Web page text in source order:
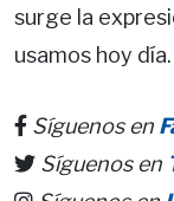
surge la
usamos hoy día.
Síguenos en
Síguenos en